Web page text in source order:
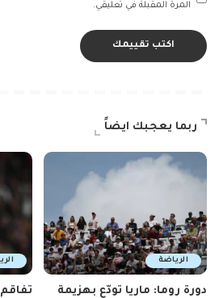
المرة المقبلة في تعليقي.
ربما يعجبك ايضاً
الرياضة
دورة روما: ماريا تودّع بهزيمة